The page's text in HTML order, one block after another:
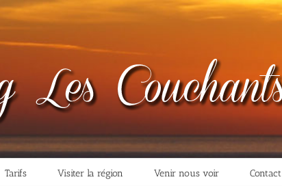
Tarifs Visiter la région Venir nous voir Contact